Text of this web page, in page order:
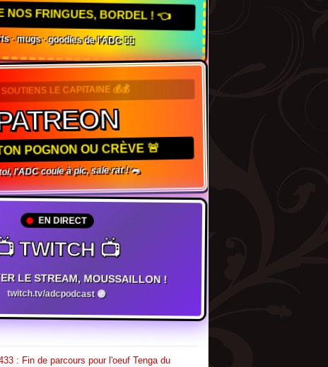
NOS FRINGUES, BORDEL ! 👈
· mugs · goodies de l'ADC 🏴‍☠️
LE CAPITAINE 💰💰
POGNON OU CRÈVE 🚨
l'ADC coule à pic, sale rat ! 🐀
EN DIRECT
TWITCH 📺
LE STREAM, MOUSSAILLON !
twitch.tv/adcpodcast 🟣
: Fin de parcours pour l'oeuf Tenga du